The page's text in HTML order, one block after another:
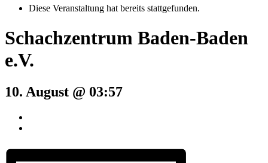
Diese Veranstaltung hat bereits stattgefunden.
Schachzentrum Baden-Baden
e.V.
10. August @ 03:57